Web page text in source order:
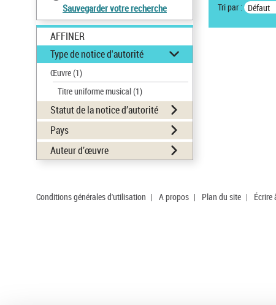
Sauvegarder votre recherche
AFFINER
Type de notice d'autorité
Œuvre(1)
Titre uniforme musical(1)
Statut de la notice d’autorité
Pays
Auteur d’œuvre
Tri par : Défaut
Conditions générales d'utilisation | A propos | Plan du site | Écrire